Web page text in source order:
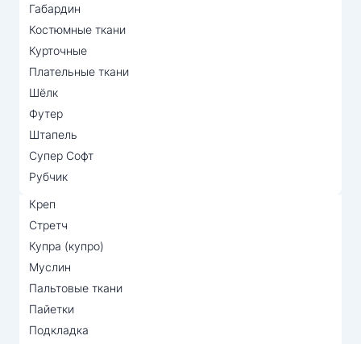
Габардин
Костюмные ткани
Курточные
Плательные ткани
Шёлк
Футер
Штапель
Супер Софт
Рубчик
Креп
Стретч
Купра (купро)
Муслин
Пальтовые ткани
Пайетки
Подкладка